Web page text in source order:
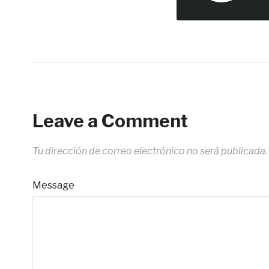
Leave a Comment
Tu dirección de correo electrónico no será publicada.
Message